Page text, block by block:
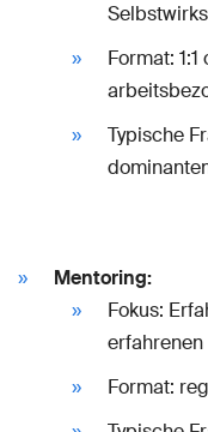
Format:
Typische
Mentoring:
Fokus:
Format: